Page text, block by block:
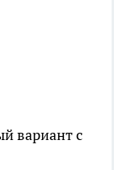
вариант с